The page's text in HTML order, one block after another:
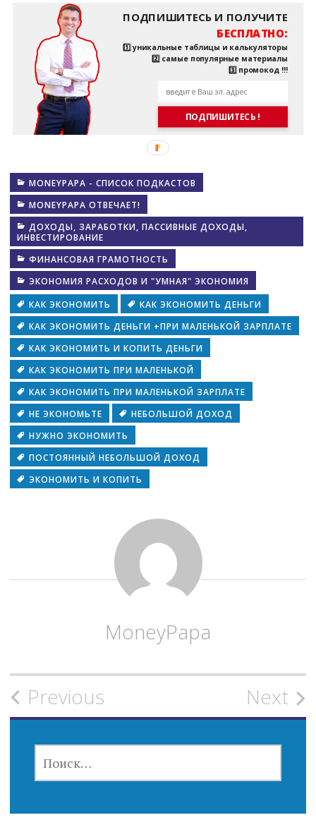
ПОДПИШИТЕСЬ !
ПОДПИШИТЕСЬ И ПОЛУЧИТЕ
БЕСПЛАТНО:
1️⃣ уникальные таблицы и калькуляторы
2️⃣ самые популярные материалы
3️⃣ промокод !!!
MONEYPAPA - СПИСОК ПОДКАСТОВ
MONEYPAPA ОТВЕЧАЕТ!
ДОХОДЫ, ЗАРАБОТКИ, ПАССИВНЫЕ ДОХОДЫ,
ИНВЕСТИРОВАНИЕ
ФИНАНСОВАЯ ГРАМОТНОСТЬ
ЭКОНОМИЯ РАСХОДОВ И "УМНАЯ" ЭКОНОМИЯ
КАК ЭКОНОМИТЬ
КАК ЭКОНОМИТЬ ДЕНЬГИ
КАК ЭКОНОМИТЬ ДЕНЬГИ +ПРИ МАЛЕНЬКОЙ ЗАРПЛАТЕ
КАК ЭКОНОМИТЬ И КОПИТЬ ДЕНЬГИ
КАК ЭКОНОМИТЬ ПРИ МАЛЕНЬКОЙ
КАК ЭКОНОМИТЬ ПРИ МАЛЕНЬКОЙ ЗАРПЛАТЕ
НЕ ЭКОНОМЬТЕ
НЕБОЛЬШОЙ ДОХОД
НУЖНО ЭКОНОМИТЬ
ПОСТОЯННЫЙ НЕБОЛЬШОЙ ДОХОД
ЭКОНОМИТЬ И КОПИТЬ
MoneyPapa
Post
navigation
Previous Next